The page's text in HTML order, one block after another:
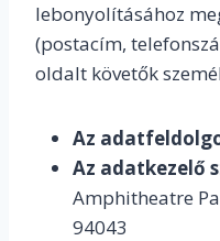
lebonyolításához
(postacím,
oldalt követők
Az
Az adatkezelő
Amphitheatre
94043